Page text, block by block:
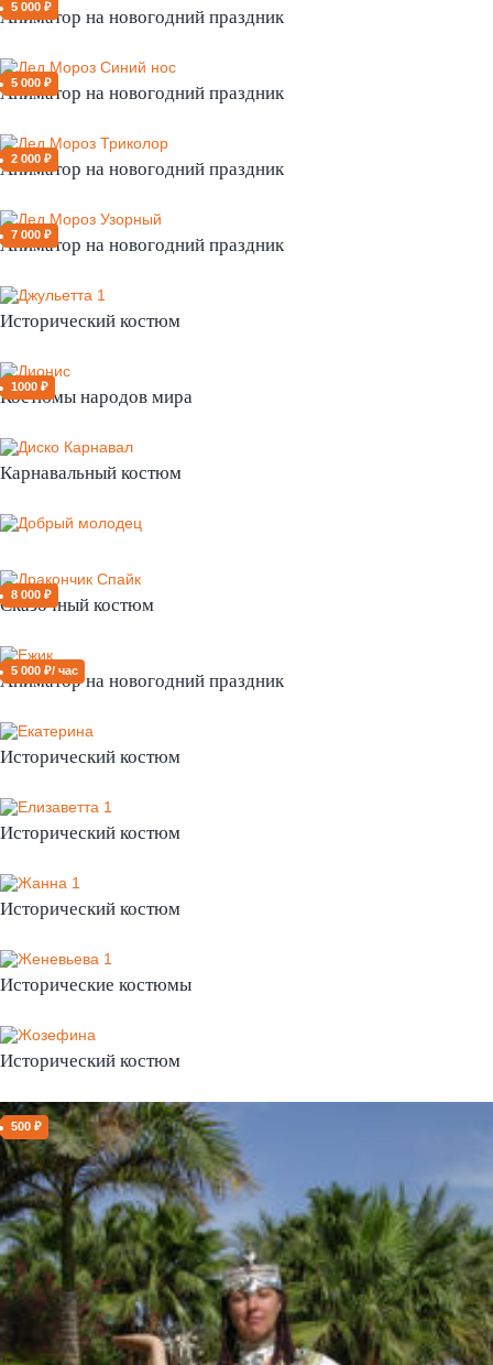
5 000 ₽
Аниматор на новогодний праздник
5 000 ₽
Аниматор на новогодний праздник
2 000 ₽
Аниматор на новогодний праздник
7 000 ₽
Аниматор на новогодний праздник
Исторический костюм
1000 ₽
Костюмы народов мира
Карнавальный костюм
8 000 ₽
Сказочный костюм
5 000 ₽/ час
Аниматор на новогодний праздник
Исторический костюм
Исторический костюм
Исторический костюм
Исторические костюмы
Исторический костюм
500 ₽